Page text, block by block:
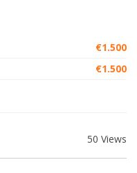
€1.500
€1.500
50 Views